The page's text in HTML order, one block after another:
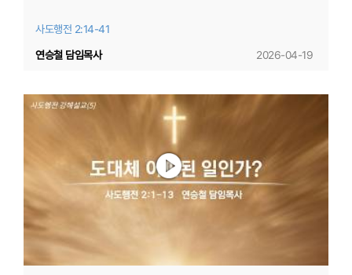
사도행전 2:14-41
2026-04-19
연승철 담임목사